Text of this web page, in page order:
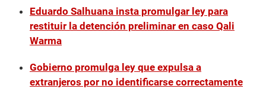
Eduardo Salhuana insta promulgar ley para
restituir la detención preliminar en caso Qali
Warma
Gobierno promulga ley que expulsa a
extranjeros por no identificarse correctamente